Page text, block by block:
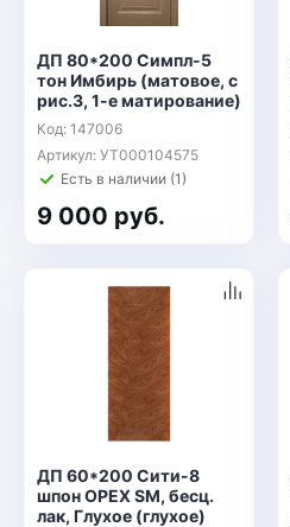
ДП 80*200 Симпл-5
тон Имбирь (матовое, с
рис.3, 1-е матирование)
Код: 147006
Артикул: УТ000104575
Есть в наличии (1)
9 000 руб.
ДП 60*200 Сити-8
шпон ОРЕХ SM, бесц.
лак, Глухое (глухое)